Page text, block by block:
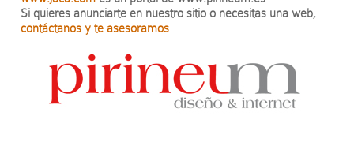
Si quieres anunciarte en nuestro sitio o necesitas una web,
contáctanos y te asesoramos